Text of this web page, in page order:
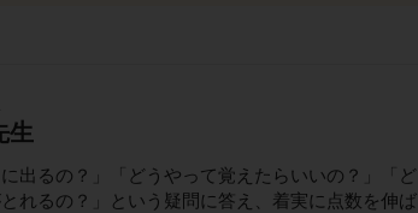
生
出るの？」「どうやって覚えたらいいの？」「ど
れるの？」という疑問に答え、着実に点数を伸ば